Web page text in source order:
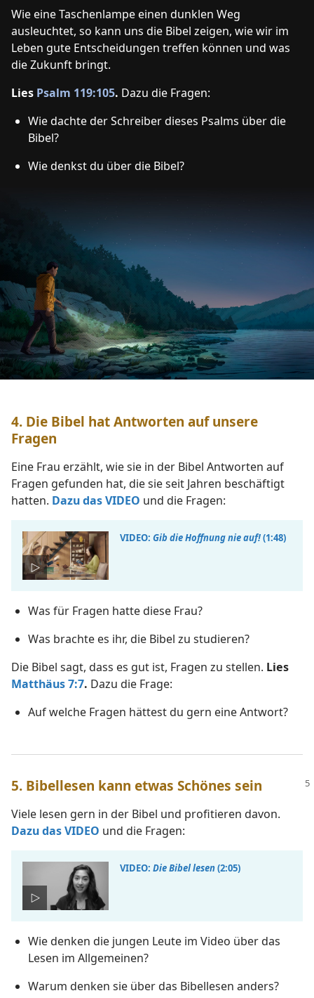
Wie eine Taschenlampe einen dunklen Weg
ausleuchtet, so kann uns die Bibel zeigen, wie wir im
Leben gute Entscheidungen treffen können und was
die Zukunft bringt.
Lies Psalm 119:105. Dazu die Fragen:
Wie dachte der Schreiber dieses Psalms über die
Bibel?
Wie denkst du über die Bibel?
4. Die Bibel hat Antworten auf unsere
Fragen
Eine Frau erzählt, wie sie in der Bibel Antworten auf
Fragen gefunden hat, die sie seit Jahren beschäftigt
hatten. Dazu das VIDEO und die Fragen:
VIDEO: Gib die Hoffnung nie auf!(1:48)
Was für Fragen hatte diese Frau?
Was brachte es ihr, die Bibel zu studieren?
Die Bibel sagt, dass es gut ist, Fragen zu stellen. Lies
Matthäus 7:7. Dazu die Frage:
Auf welche Fragen hättest du gern eine Antwort?
5. Bibellesen kann etwas Schönes sein
Viele lesen gern in der Bibel und profitieren davon.
Dazu das VIDEO und die Fragen:
VIDEO: Die Bibel lesen(2:05)
Wie denken die jungen Leute im Video über das
Lesen im Allgemeinen?
Warum denken sie über das Bibellesen anders?